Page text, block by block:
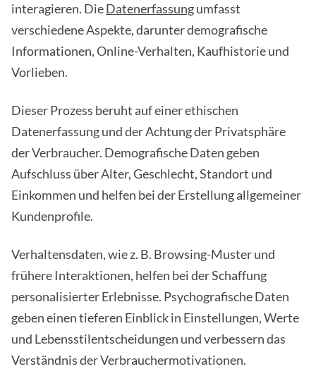
interagieren. DieDatenerfassungumfasst
verschiedene Aspekte, darunter demografische
Informationen, Online-Verhalten, Kaufhistorie und
Vorlieben.
Dieser Prozess beruht auf einer ethischen
Datenerfassung und der Achtung der Privatsphäre
der Verbraucher. Demografische Daten geben
Aufschluss über Alter, Geschlecht, Standort und
Einkommen und helfen bei der Erstellung allgemeiner
Kundenprofile.
Verhaltensdaten, wie z. B. Browsing-Muster und
frühere Interaktionen, helfen bei der Schaffung
personalisierter Erlebnisse. Psychografische Daten
geben einen tieferen Einblick in Einstellungen, Werte
und Lebensstilentscheidungen und verbessern das
Verständnis der Verbrauchermotivationen.